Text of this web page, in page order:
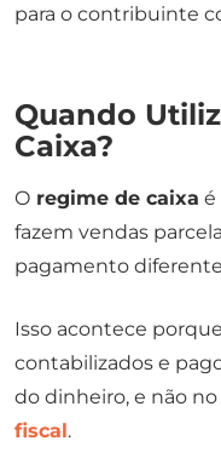
para o contribuinte
Quando
Caixa?
O regime de caixa é
fazem vendas
pagamento
Isso acontece
contabilizados e
do dinheiro, e não
fiscal.